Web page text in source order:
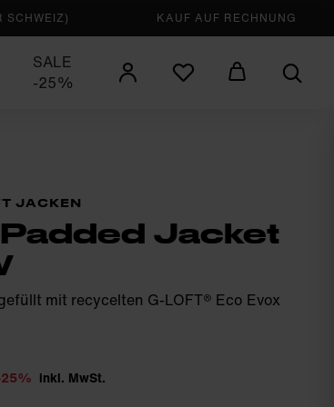
KAUF AUF RECHNUNG
SALE
-25%
JACKEN
Jacket
mit recycelten G-LOFT® Eco Evox
inkl. MwSt.